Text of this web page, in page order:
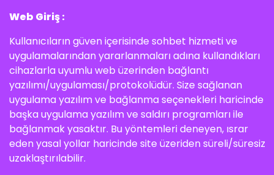
Web Giriş :
Kullanıcıların güven içerisinde sohbet hizmeti ve
uygulamalarından yararlanmaları adına kullandıkları
cihazlarla uyumlu web üzerinden bağlantı
yazılımı/uygulaması/protokolüdür. Size sağlanan
uygulama yazılım ve bağlanma seçenekleri haricinde
başka uygulama yazılım ve saldırı programları ile
bağlanmak yasaktır. Bu yöntemleri deneyen, ısrar
eden yasal yollar haricinde site üzeriden süreli/süresiz
uzaklaştırılabilir.